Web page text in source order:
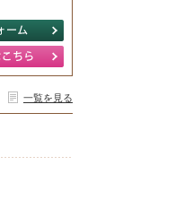
一覧を見る